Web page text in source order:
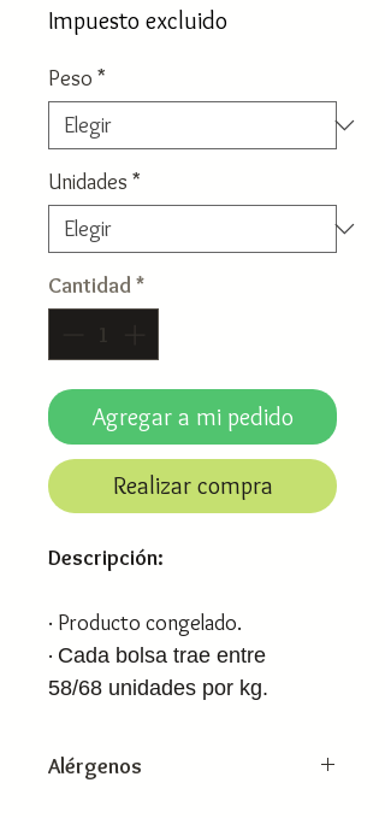
Impuesto excluido
Peso *
Unidades *
Cantidad *
Agregar a mi pedido
Realizar compra
Descripción:
· Producto congelado.
· Cada bolsa trae entre
58/68 unidades por kg.
Alérgenos